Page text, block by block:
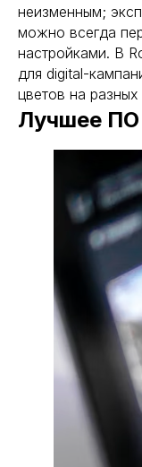
неизменным;
можно всегда
настройками. В
для digital-
цветов на разных
Лучшее ПО